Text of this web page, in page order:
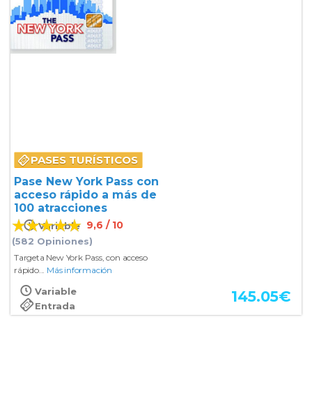
PASES TURÍSTICOS
Pase New York Pass con
acceso rápido a más de
100 atracciones
Variable 9,6 / 10
(582 Opiniones)
Targeta New York Pass, con acceso
rápido... Más información
Variable
Entrada
145.05€